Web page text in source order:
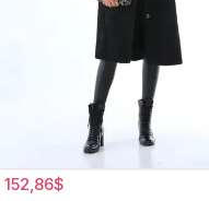
152,86$